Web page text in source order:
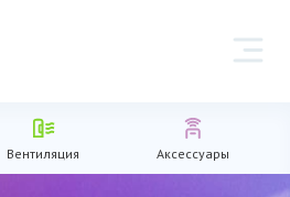
Вентиляция Аксессуары